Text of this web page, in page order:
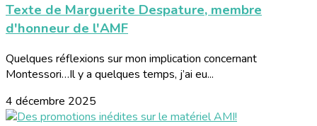
Texte de Marguerite Despature, membre
d'honneur de l'AMF
Quelques réflexions sur mon implication concernant
Montessori…Il y a quelques temps, j’ai eu...
4 décembre 2025